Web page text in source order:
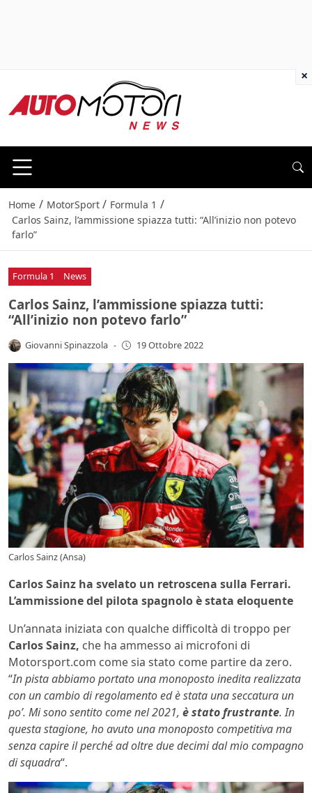
Home / MotorSport / Formula 1 /
Carlos Sainz, l’ammissione spiazza tutti: “All’inizio non potevo
farlo”
Formula 1 News
Carlos Sainz, l’ammissione spiazza tutti:
“All’inizio non potevo farlo”
Giovanni Spinazzola - 19 Ottobre 2022
Carlos Sainz (Ansa)
Carlos Sainz ha svelato un retroscena sulla Ferrari.
L’ammissione del pilota spagnolo è stata eloquente
Un’annata iniziata con qualche difficoltà di troppo per
Carlos Sainz, che ha ammesso ai microfoni di
Motorsport.com come sia stato come partire da zero.
“In pista abbiamo portato una monoposto inedita realizzata
con un cambio di regolamento ed è stata una seccatura un
po’. Mi sono sentito come nel 2021, è stato frustrante. In
questa stagione, ho avuto una monoposto competitiva ma
senza capire il perché ad oltre due decimi dal mio compagno
di squadra“.
×